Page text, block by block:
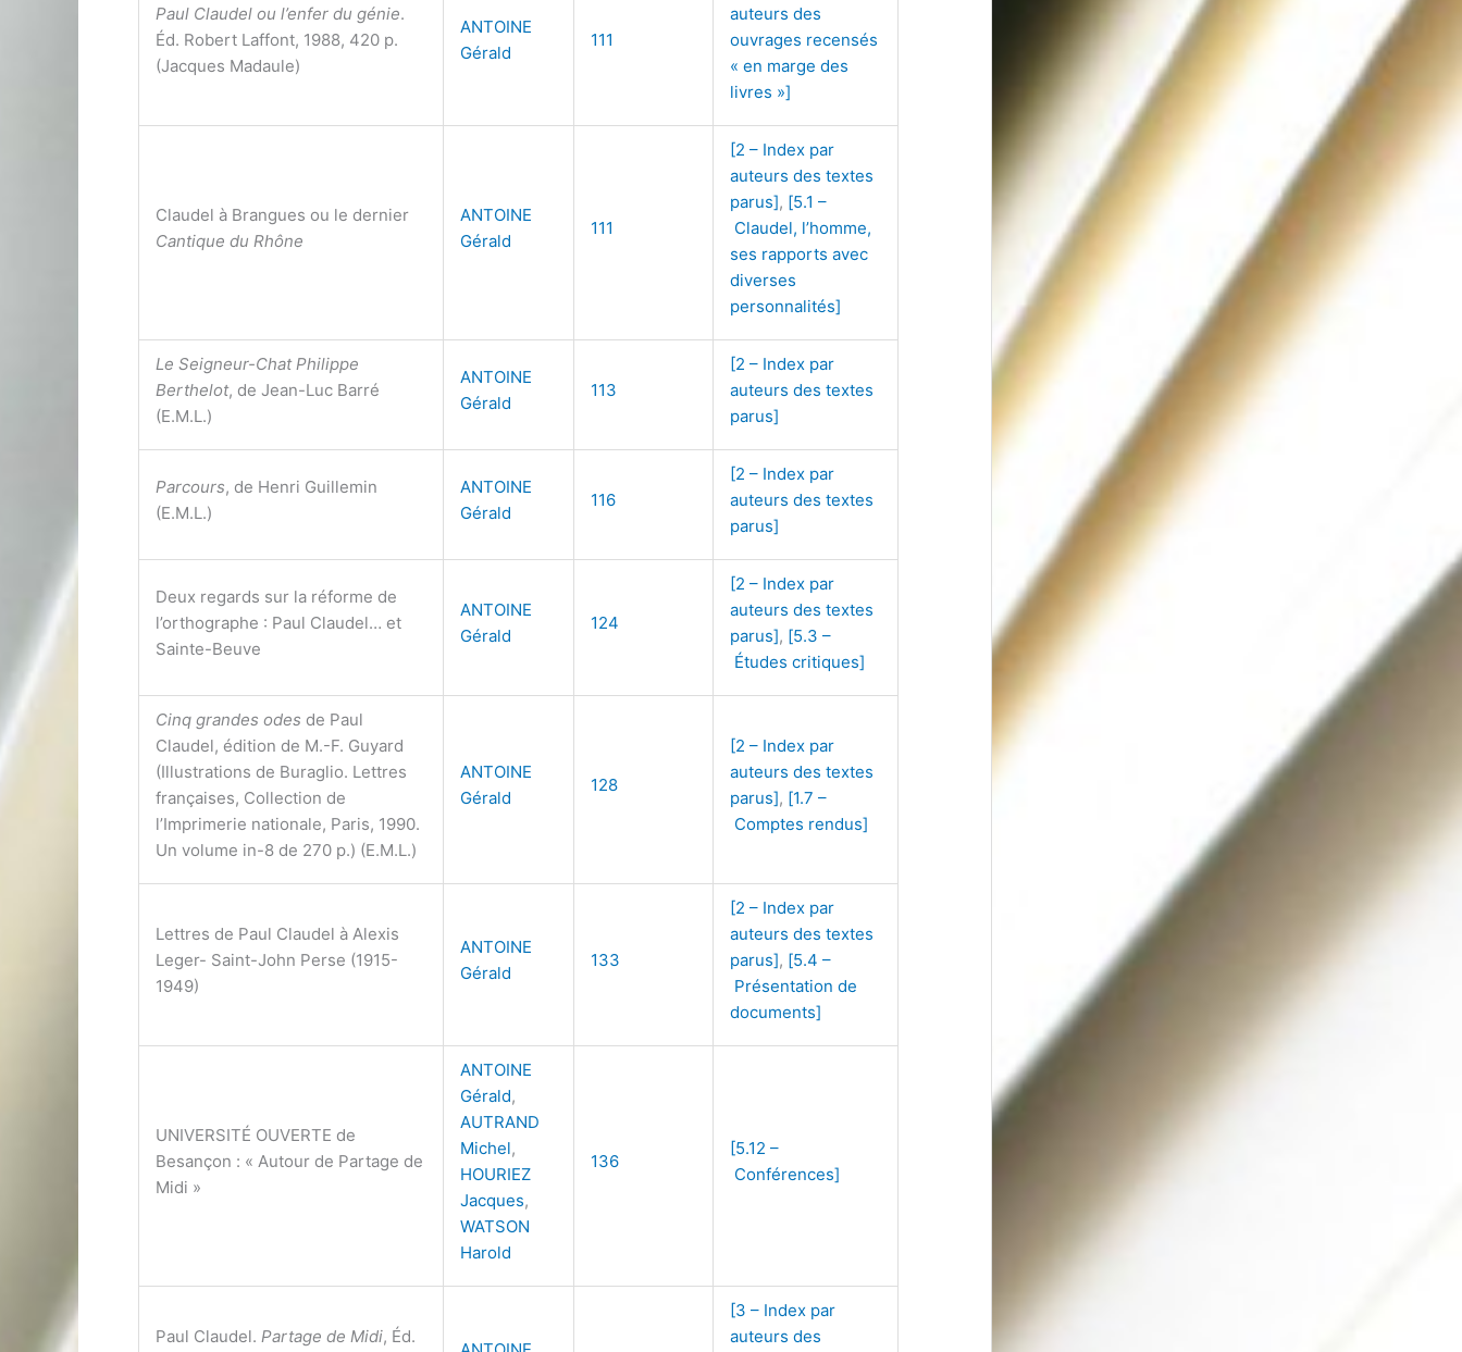
Paul Claudel ou l’enfer du génie.
Éd. Robert Laffont, 1988, 420 p.
(Jacques Madaule)
ANTOINE
Gérald
111
auteurs des
ouvrages recensés
« en marge des
livres »]
Claudel à Brangues ou le dernier
Cantique du Rhône
ANTOINE
Gérald
111
[2 – Index par
auteurs des textes
parus], [5.1 –
Claudel, l’homme,
ses rapports avec
diverses
personnalités]
Le Seigneur-Chat Philippe
Berthelot, de Jean-Luc Barré
(E.M.L.)
ANTOINE
Gérald
113
[2 – Index par
auteurs des textes
parus]
Parcours, de Henri Guillemin
(E.M.L.)
ANTOINE
Gérald
116
[2 – Index par
auteurs des textes
parus]
Deux regards sur la réforme de
l’orthographe : Paul Claudel… et
Sainte-Beuve
ANTOINE
Gérald
124
[2 – Index par
auteurs des textes
parus], [5.3 –
Études critiques]
Cinq grandes odes de Paul
Claudel, édition de M.-F. Guyard
(Illustrations de Buraglio. Lettres
françaises, Collection de
l’Imprimerie nationale, Paris, 1990.
Un volume in-8 de 270 p.) (E.M.L.)
ANTOINE
Gérald
128
[2 – Index par
auteurs des textes
parus], [1.7 –
Comptes rendus]
Lettres de Paul Claudel à Alexis
Leger- Saint-John Perse (1915-
1949)
ANTOINE
Gérald
133
[2 – Index par
auteurs des textes
parus], [5.4 –
Présentation de
documents]
UNIVERSITÉ OUVERTE de
Besançon : « Autour de Partage de
Midi »
ANTOINE
Gérald,
AUTRAND
Michel,
HOURIEZ
Jacques,
WATSON
Harold
136
[5.12 –
Conférences]
Paul Claudel. Partage de Midi, Éd.
[3 – Index par
auteurs des